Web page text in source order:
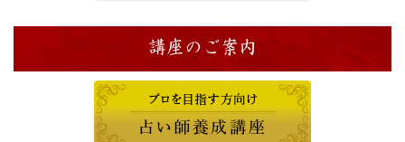
講座のご案内